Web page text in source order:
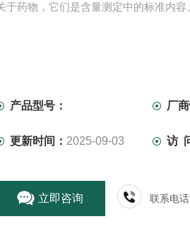
于药物，它们是含量测定中的标准内容
产品型号： 厂
更新时间： 2025-09-03 访
立即咨询 联系电话